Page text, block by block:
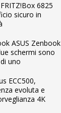
6825
sicuro in
ASUS Zenbook
schermi sono
uno
ECC500,
evoluta e
4K